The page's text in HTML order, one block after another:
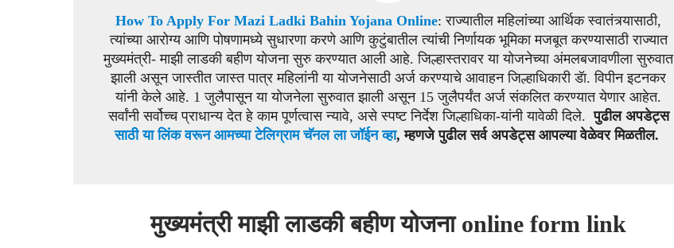
How To Apply For Mazi Ladki Bahin Yojana Online: राज्यातील महिलांच्या आर्थिक स्वातंत्र्यासाठी,
त्यांच्या आरोग्य आणि पोषणामध्ये सुधारणा करणे आणि कुटुंबातील त्यांची निर्णायक भूमिका मजबूत करण्यासाठी राज्यात
मुख्यमंत्री- माझी लाडकी बहीण योजना सुरु करण्यात आली आहे. जिल्हास्तरावर या योजनेच्या अंमलबजावणीला सुरुवात
झाली असून जास्तीत जास्त पात्र महिलांनी या योजनेसाठी अर्ज करण्याचे आवाहन जिल्हाधिकारी डॅा. विपीन इटनकर
यांनी केले आहे. 1 जुलैपासून या योजनेला सुरुवात झाली असून 15 जुलैपर्यंत अर्ज संकलित करण्यात येणार आहेत.
सर्वांनी सर्वोच्च प्राधान्य देत हे काम पूर्णत्वास न्यावे, असे स्पष्ट निर्देश जिल्हाधिका-यांनी यावेळी दिले. पुढील अपडेट्स
साठी या लिंक वरून आमच्या टेलिग्राम चॅनल ला जॉईन व्हा, म्हणजे पुढील सर्व अपडेट्स आपल्या वेळेवर मिळतील.
मुख्यमंत्री माझी लाडकी बहीण योजना online form link